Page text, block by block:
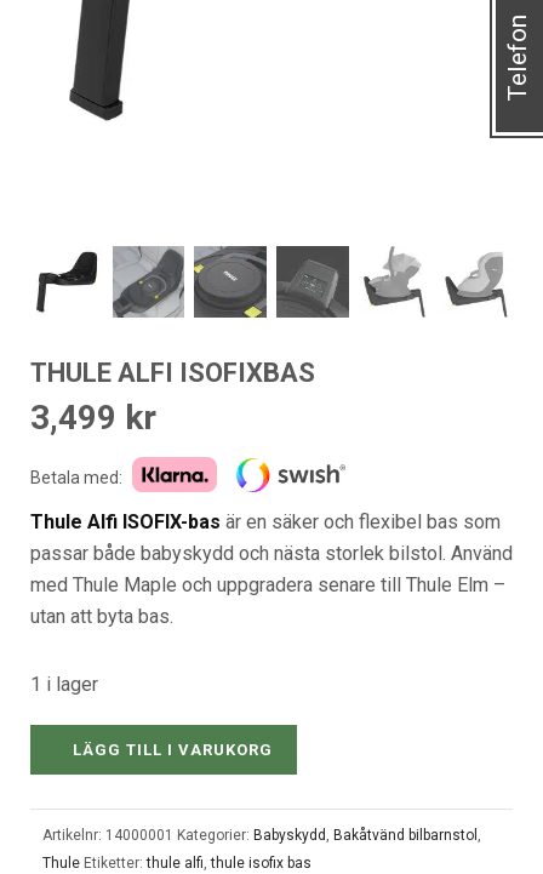
THULE ALFI ISOFIXBAS
3,499 kr
Betala med:
Thule Alfi ISOFIX-bas är en säker och flexibel bas som
passar både babyskydd och nästa storlek bilstol. Använd
med Thule Maple och uppgradera senare till Thule Elm –
utan att byta bas.
1 i lager
LÄGG TILL I VARUKORG
Artikelnr: 14000001 Kategorier: Babyskydd , Bakåtvänd bilbarnstol ,
Thule Etiketter:thule alfi,thule isofix bas
Telefon